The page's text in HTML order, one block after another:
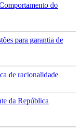
do
para garantia de
de racionalidade
da República